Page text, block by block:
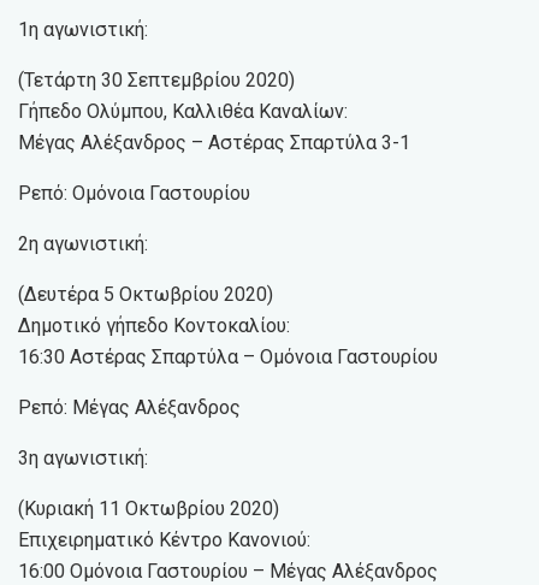
1η αγωνιστική:
(Τετάρτη 30 Σεπτεμβρίου 2020)
Γήπεδο Ολύμπου, Καλλιθέα Καναλίων:
Μέγας Αλέξανδρος – Αστέρας Σπαρτύλα 3-1
Ρεπό: Ομόνοια Γαστουρίου
2η αγωνιστική:
(Δευτέρα 5 Οκτωβρίου 2020)
Δημοτικό γήπεδο Κοντοκαλίου:
16:30 Αστέρας Σπαρτύλα – Ομόνοια Γαστουρίου
Ρεπό: Μέγας Αλέξανδρος
3η αγωνιστική:
(Κυριακή 11 Οκτωβρίου 2020)
Επιχειρηματικό Κέντρο Κανονιού:
16:00 Ομόνοια Γαστουρίου – Μέγας Αλέξανδρος